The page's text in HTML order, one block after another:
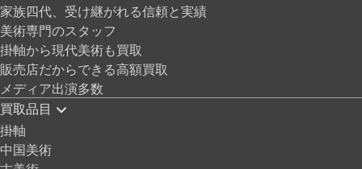
家族四代、受け継がれる信頼と実績
美術専門のスタッフ
掛軸から現代美術も買取
販売店だからできる高額買取
メディア出演多数
買取品目
掛軸
中国美術